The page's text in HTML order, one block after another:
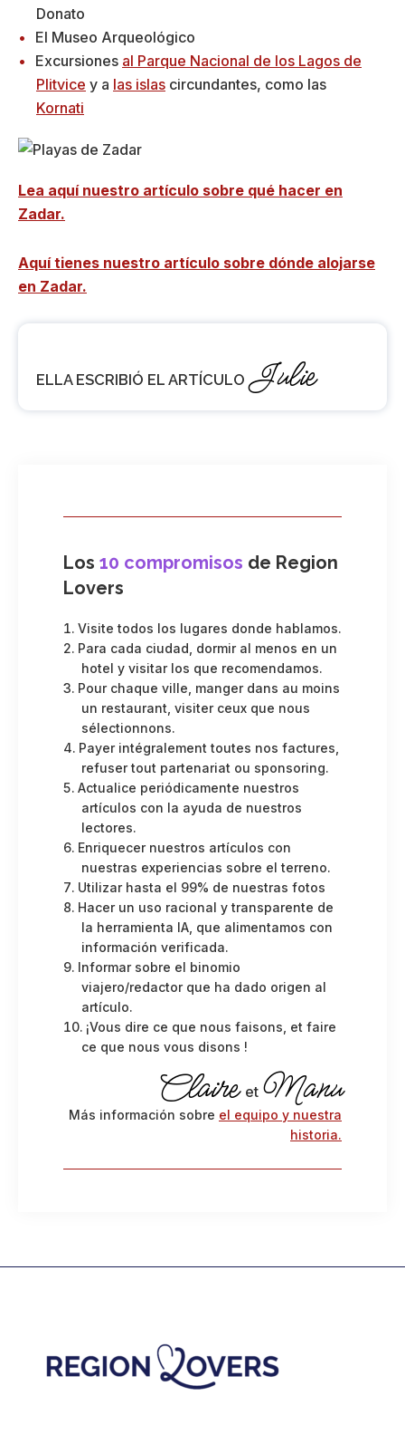
Donato
El Museo Arqueológico
Excursiones al Parque Nacional de los Lagos de
Plitvice y a las islas circundantes, como las
Kornati
Lea aquí nuestro artículo sobre qué hacer en
Zadar.
Aquí tienes nuestro artículo sobre dónde alojarse
en Zadar.
ELLA ESCRIBIÓ EL ARTÍCULO Julie
Los 10 compromisos de Region
Lovers
Visite todos los lugares donde hablamos.
Para cada ciudad, dormir al menos en un
hotel y visitar los que recomendamos.
Pour chaque ville, manger dans au moins
un restaurant, visiter ceux que nous
sélectionnons.
Payer intégralement toutes nos factures,
refuser tout partenariat ou sponsoring.
Actualice periódicamente nuestros
artículos con la ayuda de nuestros
lectores.
Enriquecer nuestros artículos con
nuestras experiencias sobre el terreno.
Utilizar hasta el 99% de nuestras fotos
Hacer un uso racional y transparente de
la herramienta IA, que alimentamos con
información verificada.
Informar sobre el binomio
viajero/redactor que ha dado origen al
artículo.
¡Vous dire ce que nous faisons, et faire
ce que nous vous disons !
Claire et Manu
Más información sobre el equipo y nuestra
historia.